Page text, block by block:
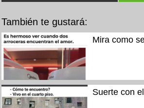
También te gustará:
Mira como
Suerte con